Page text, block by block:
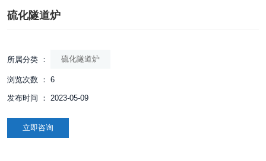
硫化隧道炉
所属分类 ： 硫化隧道炉
浏览次数 ： 6
发布时间 ： 2023-05-09
立即咨询